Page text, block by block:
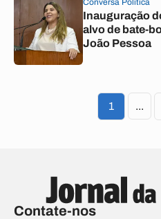
Conversa Política
Inauguração
alvo de bate-
João Pessoa
1 ...
Contate-nos